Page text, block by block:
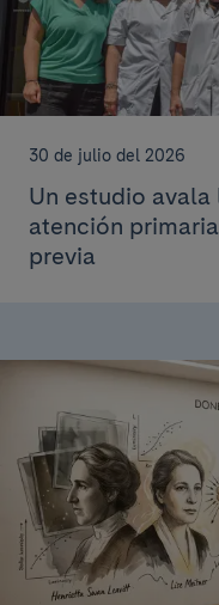
30 de julio del 2026
Un estudio
atención
previa